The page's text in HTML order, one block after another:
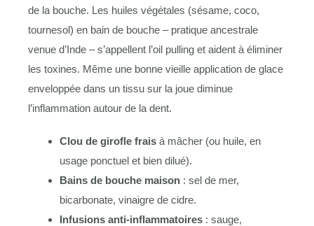
de la bouche. Les huiles végétales (sésame, coco,
tournesol) en bain de bouche – pratique ancestrale
venue d’Inde – s’appellent l’oil pulling et aident à éliminer
les toxines. Même une bonne vieille application de glace
enveloppée dans un tissu sur la joue diminue
l’inflammation autour de la dent.
Clou de girofle frais à mâcher (ou huile, en
usage ponctuel et bien dilué).
Bains de bouche maison : sel de mer,
bicarbonate, vinaigre de cidre.
Infusions anti-inflammatoires : sauge,